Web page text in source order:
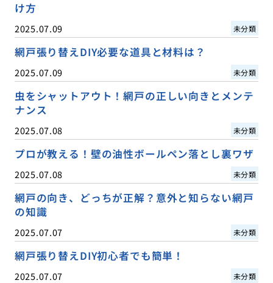
け方
2025.07.09 未分類
網戸張り替えDIY必要な道具と材料は？
2025.07.09 未分類
虫をシャットアウト！網戸の正しい向きとメンテ
ナンス
2025.07.08 未分類
プロが教える！壁の油性ボールペン落とし裏ワザ
2025.07.08 未分類
網戸の向き、どっちが正解？意外と知らない網戸
の知識
2025.07.07 未分類
網戸張り替えDIY初心者でも簡単！
2025.07.07 未分類